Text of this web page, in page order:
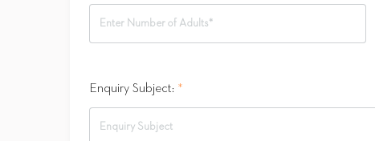
Enquiry Subject: *